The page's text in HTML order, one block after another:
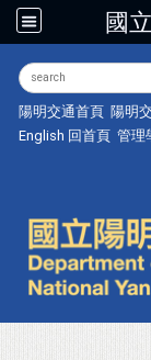
國
陽明交通首頁 陽明
English 回首頁 管理